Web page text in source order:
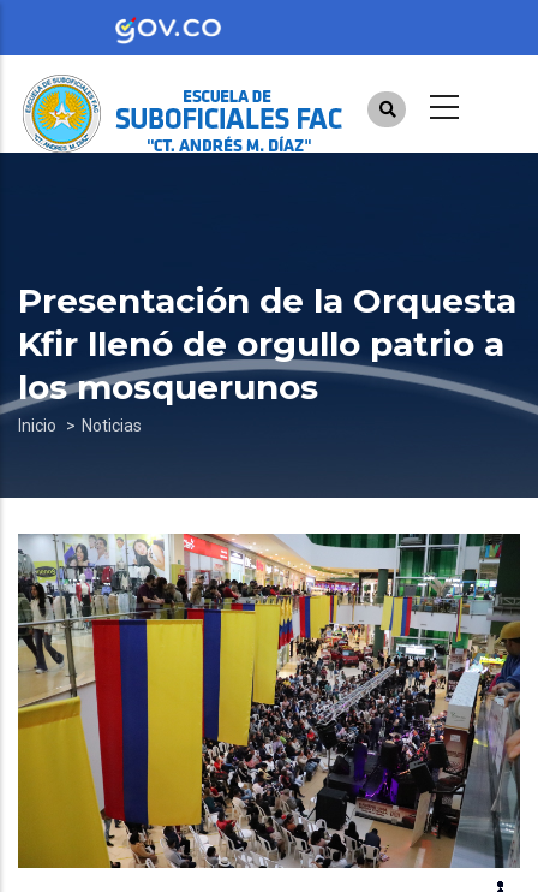
contenido
principal
Presentación de la Orquesta
Kfir llenó de orgullo patrio a
los mosquerunos
Sobrescribir
de
ayuda
a
la
navegación
Inicio Noticias